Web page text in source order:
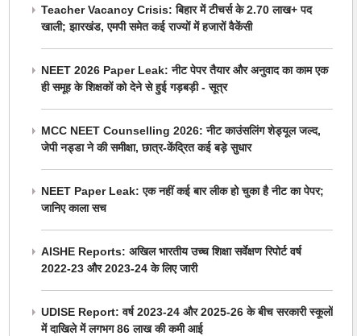
Teacher Vacancy Crisis: बिहार में टीचर्स के 2.70 लाख+ पद
खाली; झारखंड, एमपी समेत कई राज्यों में हजारों वैकेंसी
NEET 2026 Paper Leak: नीट पेपर तैयार और अनुवाद का काम एक
ही समूह के शिक्षकों को देने से हुई गड़बड़ी - सूत्र
MCC NEET Counselling 2026: नीट काउंसलिंग शेड्यूल जल्द,
जेपी नड्डा ने की समीक्षा, छात्र-केंद्रित कई बड़े सुधार
NEET Paper Leak: एक नहीं कई बार लीक हो चुका है नीट का पेपर;
जानिए काला सच
AISHE Reports: अखिल भारतीय उच्च शिक्षा सर्वेक्षण रिपोर्ट वर्ष
2022-23 और 2023-24 के लिए जारी
UDISE Report: वर्ष 2023-24 और 2025-26 के बीच सरकारी स्कूलों
में दाखिले में लगभग 86 लाख की कमी आई